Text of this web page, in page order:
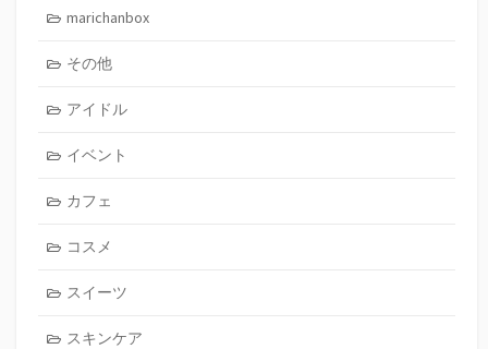
marichanbox
その他
アイドル
イベント
カフェ
コスメ
スイーツ
スキンケア